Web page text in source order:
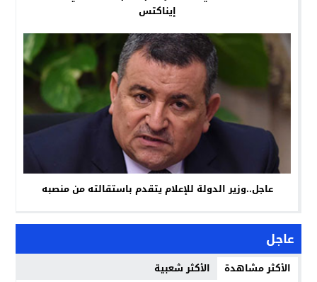
إيناكتس
عاجل..وزير الدولة للإعلام يتقدم باستقالته من منصبه
عاجل
الأكثر مشاهدة الأكثر شعبية